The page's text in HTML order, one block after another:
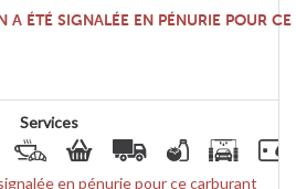
A ÉTÉ SIGNALÉE EN PÉNURIE POUR
Services
en pénurie pour ce carburant